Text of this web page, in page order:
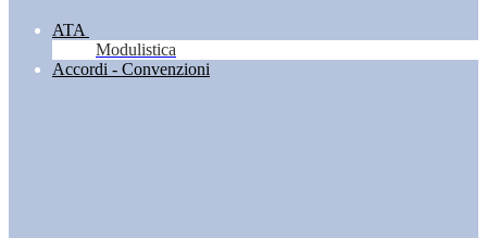
ATA
Modulistica
Accordi - Convenzioni